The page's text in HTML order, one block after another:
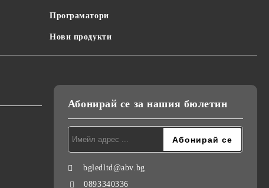
Програматори
Нови продукти
Абонирай се за нашия бюлетин
bgledltd@abv.bg
0893340336